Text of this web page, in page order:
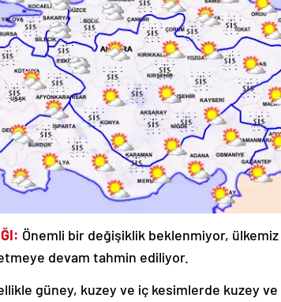
Önemli bir değişiklik beklenmiyor,
devam tahmin ediliyor.
güney, kuzey ve iç kesimlerde kuzey